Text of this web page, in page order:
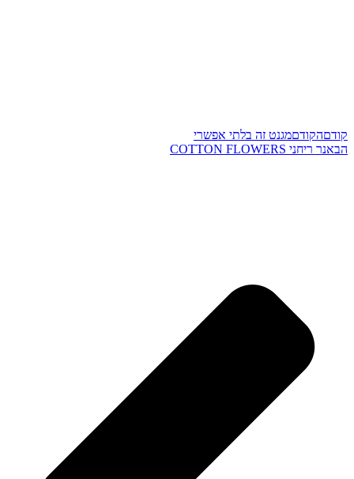
קודםהקודםמגנט זה בלתי אפשרי
הבאנר ריחני COTTON FLOWERS